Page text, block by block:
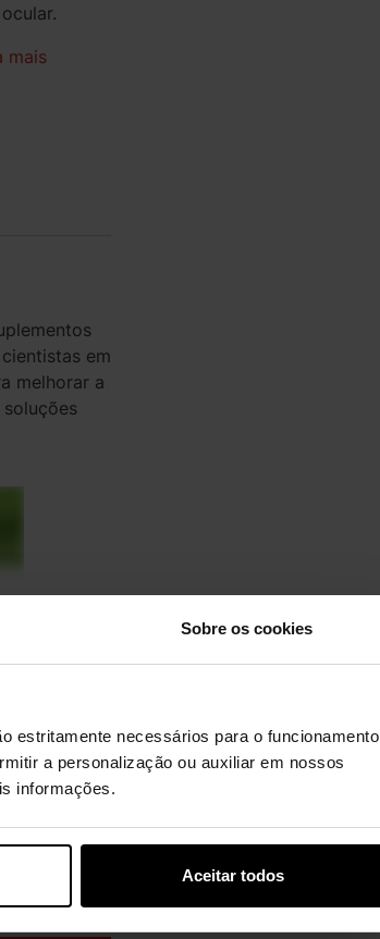
Sobre os cookies
estritamente necessários para o funcionamento
a personalização ou auxiliar em nossos
informações.
Aceitar todos
mais
em
melhorar a